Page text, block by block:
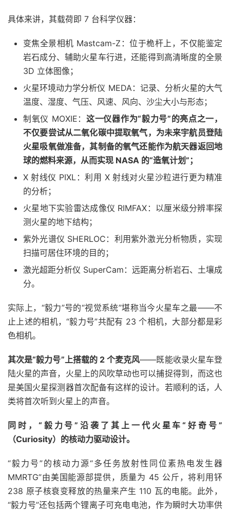
具体来讲，其载荷即 7 台科学仪器：
变焦全景相机 Mastcam-Z：位于桅杆上，不仅能鉴定
岩石成分、辅助火星车行进，还能得到高清晰度的全景
3D 立体图像；
火星环境动力学分析仪 MEDA：记录、分析火星的大气
温度、湿度、气压、风速、风向、沙尘大小与形态；
制氧仪 MOXIE：这一仪器作为“毅力号”的亮点之一，
不仅要尝试从二氧化碳中提取氧气，为未来宇航员登陆
火星吸氧做准备，其制备的氧气还能作为航天器返回地
球的燃料来源，从而实现 NASA 的“造氧计划”；
X 射线仪 PIXL：利用 X 射线对火星沙粒进行更为精准
的分析；
火星地下实验雷达成像仪 RIMFAX：以厘米级分辨率探
测火星的地下结构；
紫外光谱仪 SHERLOC：利用紫外激光分析物质，实现
扫描可居住环境的目的；
激光超距分析仪 SuperCam：远距离分析岩石、土壤成
分。
实际上，“毅力”号的“视觉系统”堪称当今火星车之最——不
止上述的相机，“毅力号”共配有 23 个相机，大部分都是彩
色相机。
其次是“毅力号”上搭载的 2 个麦克风——既能收录火星车登
陆火星的声音，火星上的风吹草动也可以捕捉得到，而这也
是美国火星探测器首次配备有这样的设计。若顺利的话，人
类将首次听到火星上的声音。
同时，“毅力号”沿袭了其上一代火星车“好奇号”
（Curiosity）的核动力驱动设计。
“毅力号”的核动力源“多任务放射性同位素热电发生器
MMRTG”由美国能源部提供，质量为 45 公斤，将利用钚
238 原子核衰变释放的热量来产生 110 瓦的电能。此外，
“毅力号”还包括两个锂离子可充电电池，作为瞬时大功率供